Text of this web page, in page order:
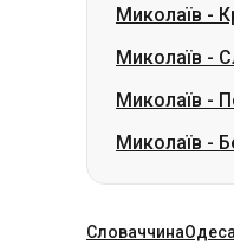
Миколаїв -
Миколаїв -
Миколаїв -
Миколаїв -
Словаччина